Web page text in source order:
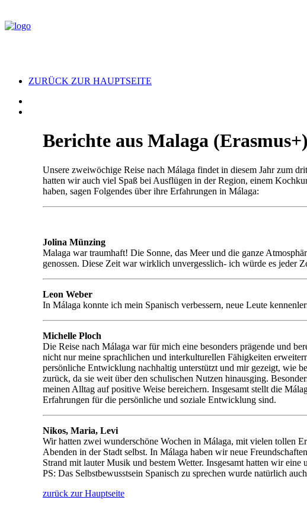
ZURÜCK ZUR HAUPTSEITE
Berichte aus Malaga (Erasmus+)
Unsere zweiwöchige Reise nach Málaga findet in diesem Jahr zum
hatten wir auch viel Spaß bei Ausflügen in der Region, einem
haben, sagen Folgendes über ihre Erfahrungen in Málaga:
Jolina Münzing
Malaga war traumhaft! Die Sonne, das Meer und die ganze
genossen. Diese Zeit war wirklich unvergesslich- ich würde es jeder
Leon Weber
In Málaga konnte ich mein Spanisch verbessern, neue Leute
Michelle Ploch
Die Reise nach Málaga war für mich eine besonders prägende und
nicht nur meine sprachlichen und interkulturellen Fähigkeiten
persönliche Entwicklung nachhaltig unterstützt und mir gezeigt, wie
zurück, da sie weit über den schulischen Nutzen hinausging.
meinen Alltag auf positive Weise bereichern. Insgesamt stellt die
Erfahrungen für die persönliche und soziale Entwicklung sind.
Nikos, Maria, Levi
Wir hatten zwei wunderschöne Wochen in Málaga, mit vielen tollen
Abenden in der Stadt selbst. In Málaga haben wir neue
Strand mit lauter Musik und bestem Wetter. Insgesamt hatten wir
PS: Das Selbstbewusstsein Spanisch zu sprechen wurde natürlich
zurück zur Hauptseite